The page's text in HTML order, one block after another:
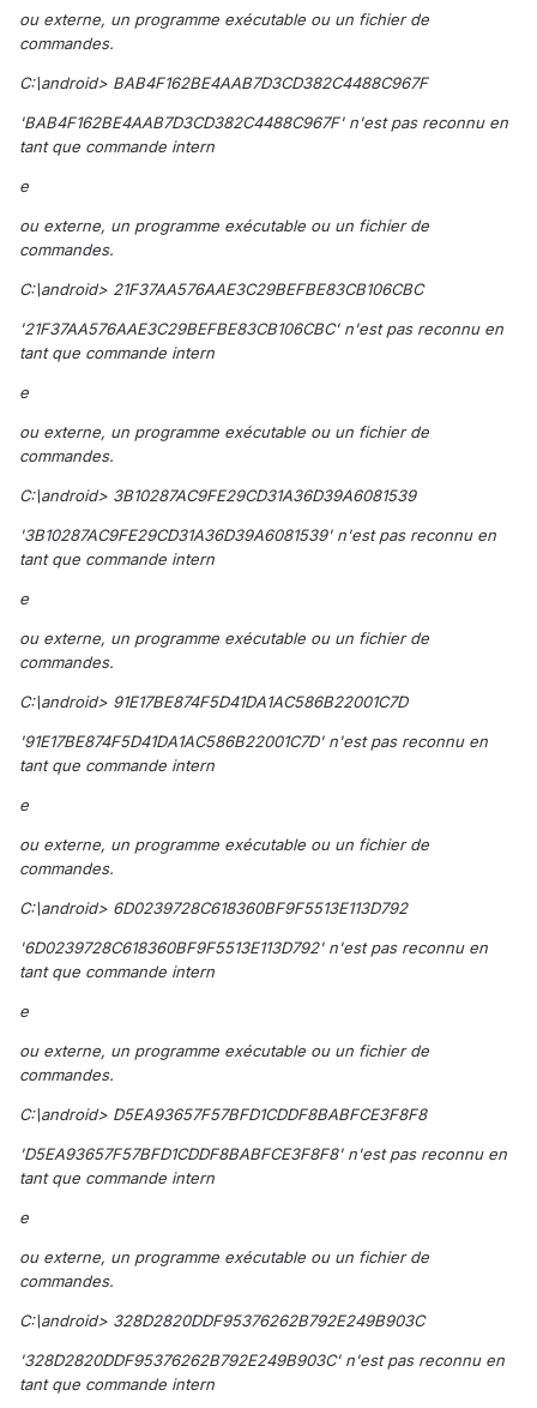
ou externe, un programme exécutable ou un fichier de
commandes.
C:\android> BAB4F162BE4AAB7D3CD382C4488C967F
'BAB4F162BE4AAB7D3CD382C4488C967F' n'est pas reconnu en
tant que commande intern
e
ou externe, un programme exécutable ou un fichier de
commandes.
C:\android> 21F37AA576AAE3C29BEFBE83CB106CBC
'21F37AA576AAE3C29BEFBE83CB106CBC' n'est pas reconnu en
tant que commande intern
e
ou externe, un programme exécutable ou un fichier de
commandes.
C:\android> 3B10287AC9FE29CD31A36D39A6081539
'3B10287AC9FE29CD31A36D39A6081539' n'est pas reconnu en
tant que commande intern
e
ou externe, un programme exécutable ou un fichier de
commandes.
C:\android> 91E17BE874F5D41DA1AC586B22001C7D
'91E17BE874F5D41DA1AC586B22001C7D' n'est pas reconnu en
tant que commande intern
e
ou externe, un programme exécutable ou un fichier de
commandes.
C:\android> 6D0239728C618360BF9F5513E113D792
'6D0239728C618360BF9F5513E113D792' n'est pas reconnu en
tant que commande intern
e
ou externe, un programme exécutable ou un fichier de
commandes.
C:\android> D5EA93657F57BFD1CDDF8BABFCE3F8F8
'D5EA93657F57BFD1CDDF8BABFCE3F8F8' n'est pas reconnu en
tant que commande intern
e
ou externe, un programme exécutable ou un fichier de
commandes.
C:\android> 328D2820DDF95376262B792E249B903C
'328D2820DDF95376262B792E249B903C' n'est pas reconnu en
tant que commande intern